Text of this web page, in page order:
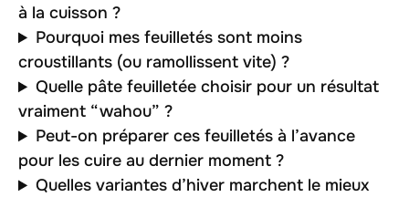
à la cuisson ?
Pourquoi mes feuilletés sont moins
croustillants (ou ramollissent vite) ?
Quelle pâte feuilletée choisir pour un résultat
vraiment “wahou” ?
Peut-on préparer ces feuilletés à l’avance
pour les cuire au dernier moment ?
Quelles variantes d’hiver marchent le mieux